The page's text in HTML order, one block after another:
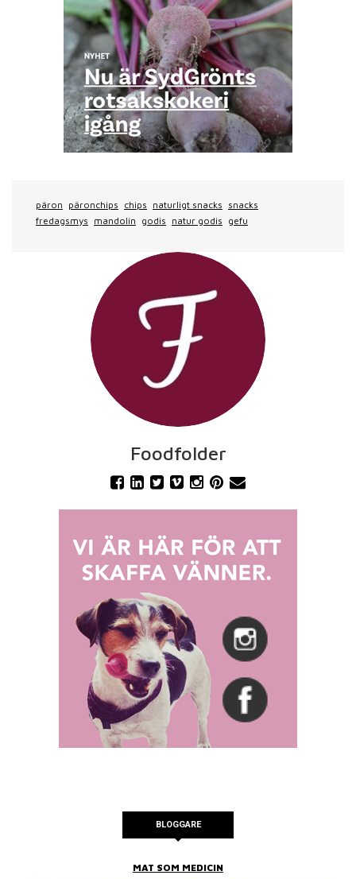
päron päronchips chips naturligt snacks snacks
fredagsmys mandolin godis natur godis gefu
Foodfolder
BLOGGARE
MAT SOM MEDICIN